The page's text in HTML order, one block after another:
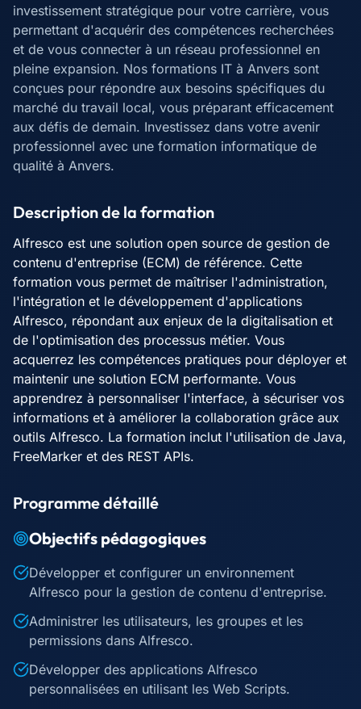
investissement stratégique pour votre carrière, vous
permettant d'acquérir des compétences recherchées
et de vous connecter à un réseau professionnel en
pleine expansion. Nos formations IT à Anvers sont
conçues pour répondre aux besoins spécifiques du
marché du travail local, vous préparant efficacement
aux défis de demain. Investissez dans votre avenir
professionnel avec une formation informatique de
qualité à Anvers.
Description de la formation
Alfresco est une solution open source de gestion de
contenu d'entreprise (ECM) de référence. Cette
formation vous permet de maîtriser l'administration,
l'intégration et le développement d'applications
Alfresco, répondant aux enjeux de la digitalisation et
de l'optimisation des processus métier. Vous
acquerrez les compétences pratiques pour déployer et
maintenir une solution ECM performante. Vous
apprendrez à personnaliser l'interface, à sécuriser vos
informations et à améliorer la collaboration grâce aux
outils Alfresco. La formation inclut l'utilisation de Java,
FreeMarker et des REST APIs.
Programme détaillé
Objectifs pédagogiques
Développer et configurer un environnement
Alfresco pour la gestion de contenu d'entreprise.
Administrer les utilisateurs, les groupes et les
permissions dans Alfresco.
Développer des applications Alfresco
personnalisées en utilisant les Web Scripts.